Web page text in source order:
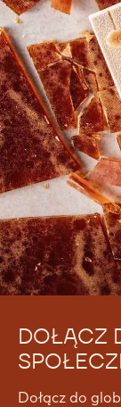
DOŁĄCZ
Dołącz do